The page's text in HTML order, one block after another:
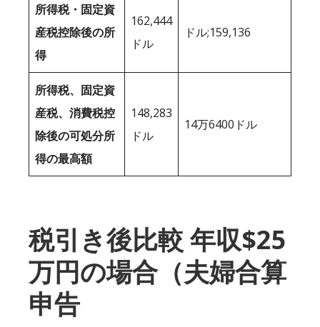
所得税・固定資
産税控除後の所
得
162,444
ドル
ドル;159,136
所得税、固定資
産税、消費税控
除後の可処分所
得の最高額
148,283
ドル
14万6400ドル
税引き後比較 年収$25
万円の場合（夫婦合算
申告